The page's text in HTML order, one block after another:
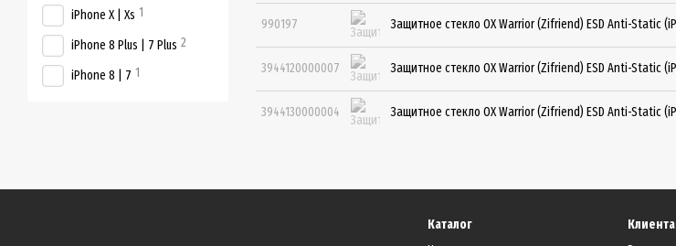
990197 Защитное стекло OX Warrior (Zifriend) ESD Anti-Static
3944120000007 Защитное стекло OX Warrior (Zifriend) ESD Anti-Static
3944130000004 Защитное стекло OX Warrior (Zifriend) ESD Anti-Static
iPhone X | Xs 1
iPhone 8 Plus | 7 Plus 2
iPhone 8 | 7 1
Каталог